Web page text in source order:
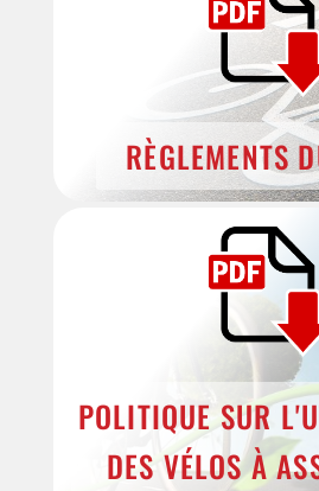
RÈGLEMENTS
POLITIQUE SUR
DES VÉLOS À